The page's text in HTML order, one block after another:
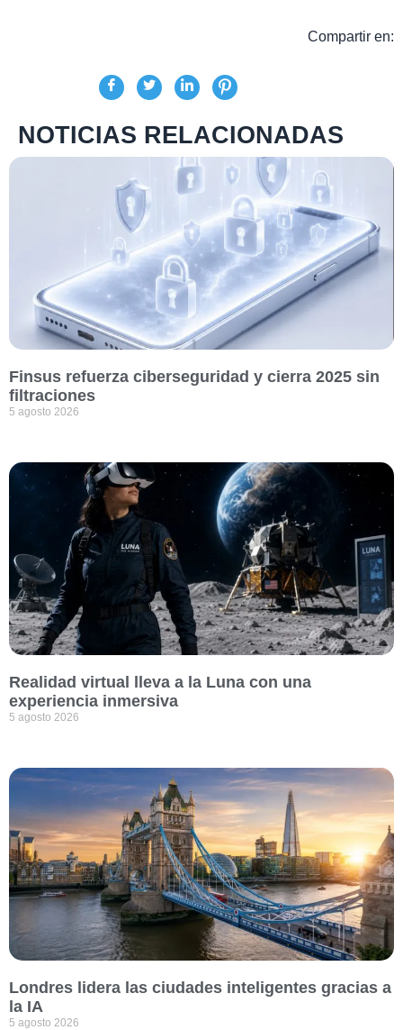
Compartir en:
NOTICIAS RELACIONADAS
Finsus refuerza ciberseguridad y cierra 2025 sin
filtraciones
5 agosto 2026
Realidad virtual lleva a la Luna con una
experiencia inmersiva
5 agosto 2026
Londres lidera las ciudades inteligentes gracias a
la IA
5 agosto 2026